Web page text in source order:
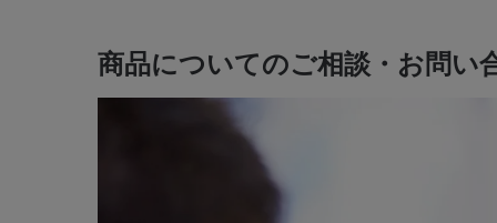
商品についてのご相談・お問い